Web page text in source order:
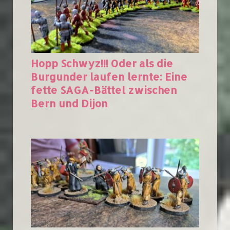
Hopp Schwyz!!! Oder als die
Burgunder laufen lernte: Eine
fette SAGA-Bättel zwischen
Bern und Dijon